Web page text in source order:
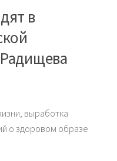
в
выработка
о здоровом образе